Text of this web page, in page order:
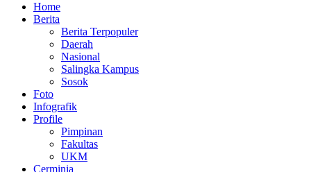
Home
Berita
Berita Terpopuler
Daerah
Nasional
Salingka Kampus
Sosok
Foto
Infografik
Profile
Pimpinan
Fakultas
UKM
Cerminia